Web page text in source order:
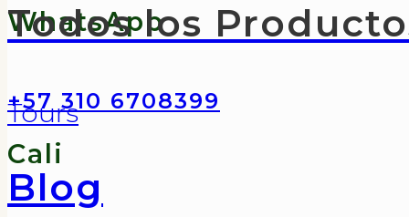
Todos los
Tours
Blog
WhatsApp
+57 310 6708399
Cali